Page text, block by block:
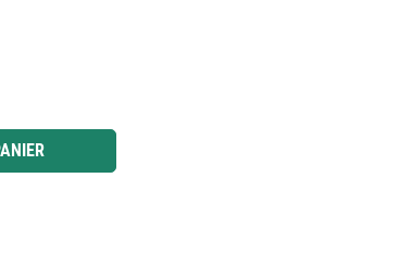
pour augmenter ou diminuer la quantité.